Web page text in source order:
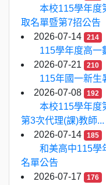
本校115學年度
取名單暨第7招公告
2026-07-14
214
115學年度高一
2026-07-21
210
115年國一新生
2026-07-08
192
本校115學年度
第3次代理(課)教師...
2026-07-14
185
和美高中115學
名單公告
2026-07-17
176